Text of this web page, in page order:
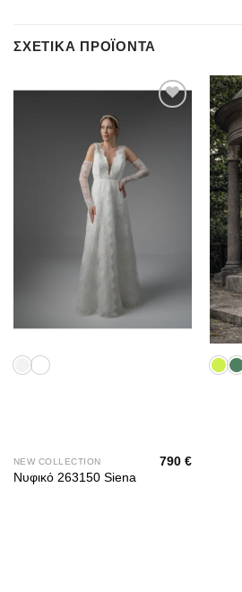
ΣΧΕΤΙΚΆ ΠΡΟΪΌΝΤΑ
NEW COLLECTION
Νυφικό 263150 Siena
790€